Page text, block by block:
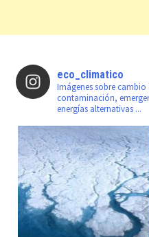
eco_climatico
Imágenes sobre
contaminación,
energías alternativas ...